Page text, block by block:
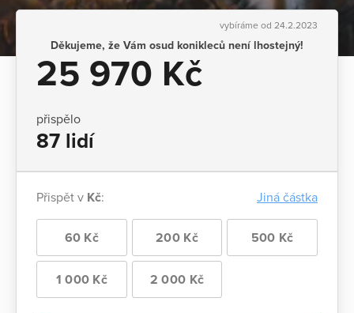
vybíráme od 24.2.2023
Děkujeme, že Vám osud konikleců není lhostejný!
25 970 Kč
přispělo
87 lidí
Přispět v Kč: Jiná částka
60 Kč 200 Kč 500 Kč
1 000 Kč 2 000 Kč